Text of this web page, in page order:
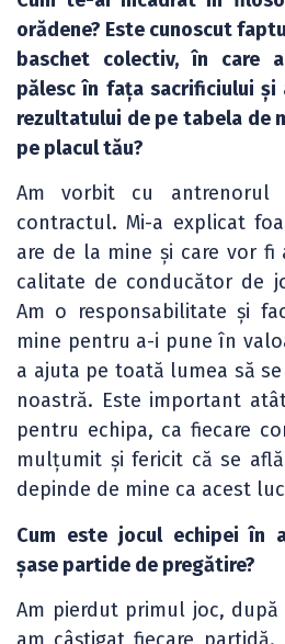
orădene? Este cunoscut
baschet colectiv, în care
pălesc în fața sacrificiului
rezultatului de pe tabela de
pe placul tău?
Am vorbit cu antrenorul
contractul. Mi-a explicat
are de la mine și care vor
calitate de conducător de
Am o responsabilitate și
mine pentru a-i pune în
a ajuta pe toată lumea să
noastră. Este important
pentru echipa, ca fiecare
mulțumit și fericit că se
depinde de mine ca acest
Cum este jocul echipei în
șase partide de pregătire?
Am pierdut primul joc,